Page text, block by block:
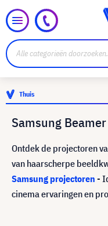
Thuis
Samsung Beamer
Ontdek de projectoren
van haarscherpe
Samsung projectoren -
cinema ervaringen en